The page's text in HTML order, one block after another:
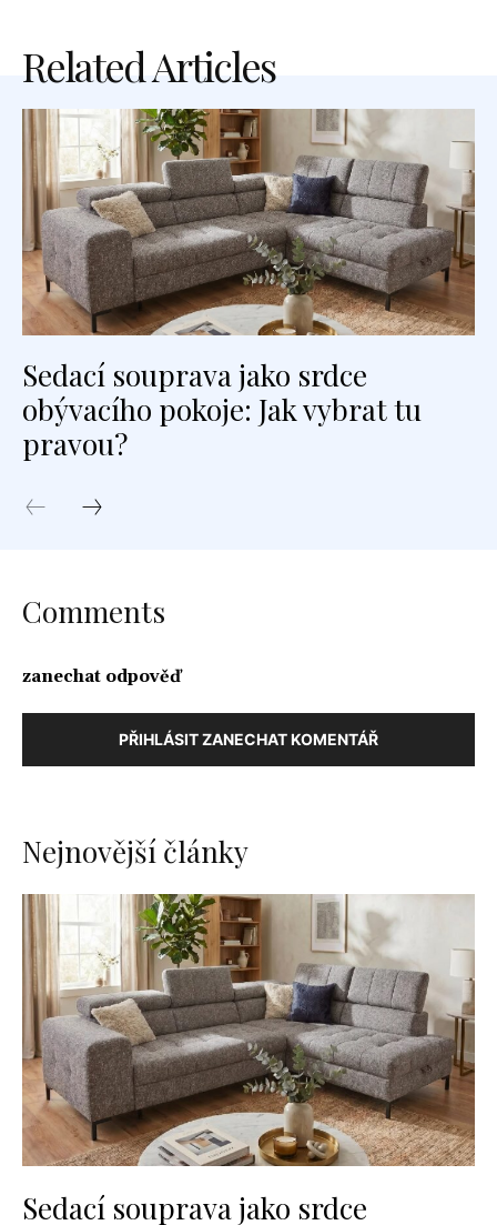
Related Articles
Sedací souprava jako srdce
obývacího pokoje: Jak vybrat tu
pravou?
Comments
zanechat odpověď
PŘIHLÁSIT ZANECHAT KOMENTÁŘ
Nejnovější články
Sedací souprava jako srdce